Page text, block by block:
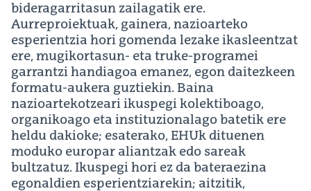
bideragarritasun zailagatik ere.
Aurreproiektuak, gainera, nazioarteko
esperientzia hori gomenda lezake ikasleentzat
ere, mugikortasun- eta truke-programei
garrantzi handiagoa emanez, egon daitezkeen
formatu-aukera guztiekin. Baina
nazioartekotzeari ikuspegi kolektiboago,
organikoago eta instituzionalago batetik ere
heldu dakioke; esaterako, EHUk dituenen
moduko europar aliantzak edo sareak
bultzatuz. Ikuspegi hori ez da bateraezina
egonaldien esperientziarekin; aitzitik,